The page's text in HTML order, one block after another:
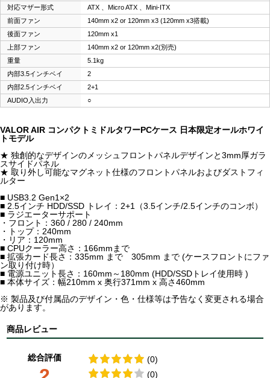
対応マザー形式
ATX 、Micro ATX 、Mini-ITX
前面ファン
140mm x2 or 120mm x3 (120mm x3搭載)
後面ファン
120mm x1
上部ファン
140mm x2 or 120mm x2(別売)
重量
5.1kg
内部3.5インチベイ
2
内部2.5インチベイ
2+1
AUDIO入出力
○
VALOR AIR コンパクトミドルタワーPCケース 日本限定オールホワイ
トモデル
★ 独創的なデザインのメッシュフロントパネルデザインと3mm厚ガラ
スサイドパネル
★ 取り外し可能なマグネット仕様のフロントパネルおよびダストフィ
ルター
■ USB3.2 Gen1×2
■ 2.5インチ HDD/SSD トレイ：2+1（3.5インチ/2.5インチのコンボ）
■ ラジエーターサポート
・フロント：360 / 280 / 240mm
・トップ：240mm
・リア：120mm
■ CPUクーラー高さ：166mmまで
■ 拡張カード長さ：335mm まで 305mm まで (ケースフロントにファ
ン取り付け時）
■ 電源ユニット長さ：160mm～180mm (HDD/SSDトレイ使用時 )
■ 本体サイズ：幅210mm x 奥行371mm x 高さ460mm
※ 製品及び付属品のデザイン・色・仕様等は予告なく変更される場合
があります。
商品レビュー
総合評価
(0)
(0)